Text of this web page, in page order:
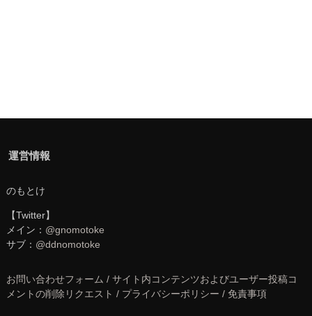
運営情報
のもとけ
【Twitter】
メイン： @gnomotoke
サブ： @ddnomotoke
お問い合わせフォーム / サイト内コンテンツおよびユーザー投稿コ
メントの削除リクエスト / プライバシーポリシー / 免責事項